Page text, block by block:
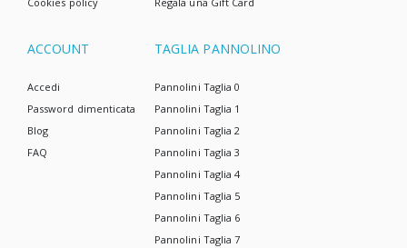
ACCOUNT
Accedi
Password dimenticata
Blog
FAQ
TAGLIA PANNOLINO
Pannolini Taglia 0
Pannolini Taglia 1
Pannolini Taglia 2
Pannolini Taglia 3
Pannolini Taglia 4
Pannolini Taglia 5
Pannolini Taglia 6
Pannolini Taglia 7